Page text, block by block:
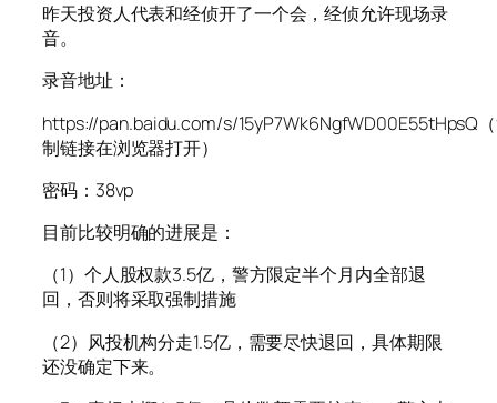
昨天投资人代表和经侦开了一个会，经侦允许现场录
音。
录音地址：
https://pan.baidu.com/s/15yP7Wk6NgfWD00E55tHpsQ
制链接在浏览器打开）
密码：38vp
目前比较明确的进展是：
（1）个人股权款3.5亿，警方限定半个月内全部退
回，否则将采取强制措施
（2）风投机构分走1.5亿，需要尽快退回，具体期限
还没确定下来。